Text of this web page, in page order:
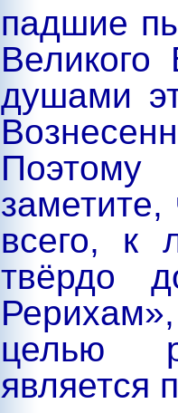
падшие
Великого
душами
всего, к
твёрдо
целью
является